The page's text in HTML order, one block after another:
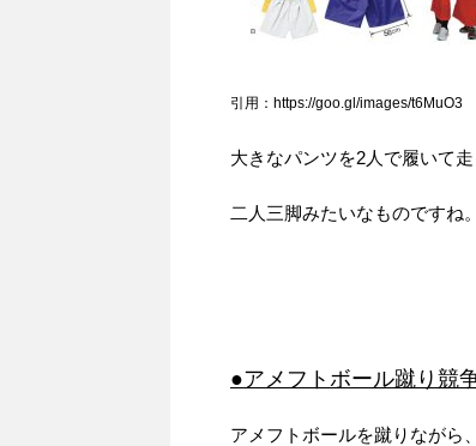
引用：https://goo.gl/images/t6MuO3
大きなパンツを2人で履いて走
二人三脚みたいなものですね。
●アメフトボール蹴り競
アメフトボールを蹴りながら